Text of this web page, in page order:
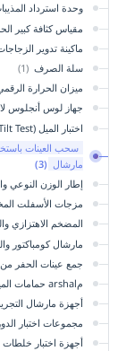
وحدة استرداد
مقياس كثافة كبير
ماكينة تدوير
سلة الصرف (1)
ميزان الحرارة
جهاز لوس أنجلوس
اختبار الميل (Tilt Test)
سحب العينات
مارشال (3)
إطار الوزن النوعي
مزجات الأسفلت
المضخم الاهتزازي
مارشال كومباكتور
جمع عينات الحفر من
مarshal حمامات المياه
أجهزة مارشال
مجموعات اختبار
أجهزة اختبار